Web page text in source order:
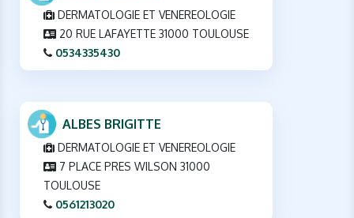
DERMATOLOGIE ET VENEREOLOGIE
20 RUE LAFAYETTE 31000 TOULOUSE
0534335430
ALBES BRIGITTE
DERMATOLOGIE ET VENEREOLOGIE
7 PLACE PRES WILSON 31000
TOULOUSE
0561213020